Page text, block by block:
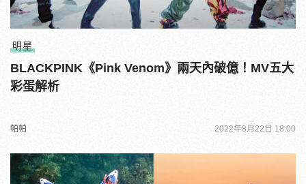
明星
BLACKPINK《Pink Venom》兩天內破億！MV五大
彩蛋解析
帕帕 2022年8月22日 18:00